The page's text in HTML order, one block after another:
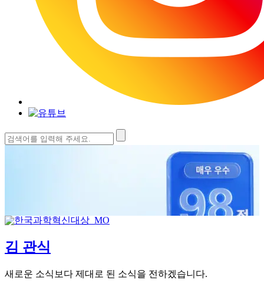
검
색:
김 관식
새로운 소식보다 제대로 된 소식을 전하겠습니다.